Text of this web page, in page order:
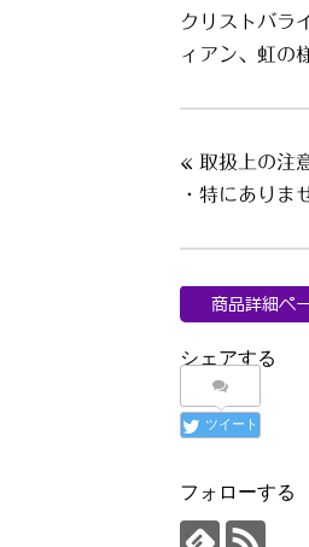
クリストバラ
ィアン、虹の
« 取扱上の注
・特にありま
シェアする
ツイート
フォローする